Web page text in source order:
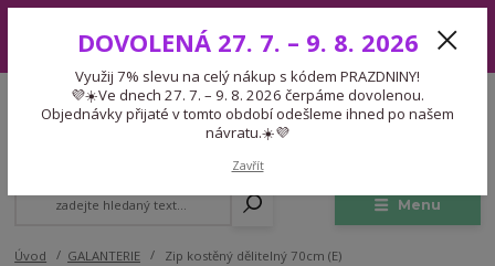
7. – 9. 8. 2026 čerpáme dovolenou. Objednávky přijaté v tomto období
odešleme ihned po našem návratu.☀️💜
Menu
CZK
Expedice 775 866 913
Po-Čt 9-15:30 Pá 9-14:30 Pauza 13-13:45
Úvod GALANTERIE Zip kostěný dělitelný 70cm (E)
DOVOLENÁ 27. 7. – 9. 8. 2026
Využij 7% slevu na celý nákup s kódem PRAZDNINY!
💜☀️Ve dnech 27. 7. – 9. 8. 2026 čerpáme dovolenou.
Objednávky přijaté v tomto období odešleme ihned po našem
návratu.☀️💜
Zavřít